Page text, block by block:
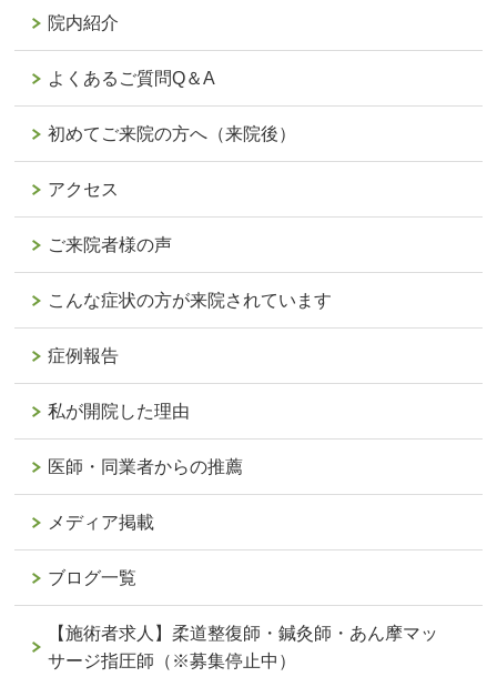
院内紹介
よくあるご質問Q＆A
初めてご来院の方へ（来院後）
アクセス
ご来院者様の声
こんな症状の方が来院されています
症例報告
私が開院した理由
医師・同業者からの推薦
メディア掲載
ブログ一覧
【施術者求人】柔道整復師・鍼灸師・あん摩マッ
サージ指圧師（※募集停止中）